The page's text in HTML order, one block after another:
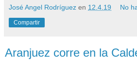
José Angel Rodríguez en 12.4.19 No
Compartir
Aranjuez corre en la